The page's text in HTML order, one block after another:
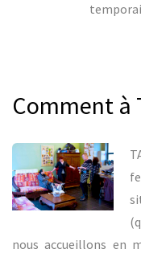
Comment à
nous accueillons en